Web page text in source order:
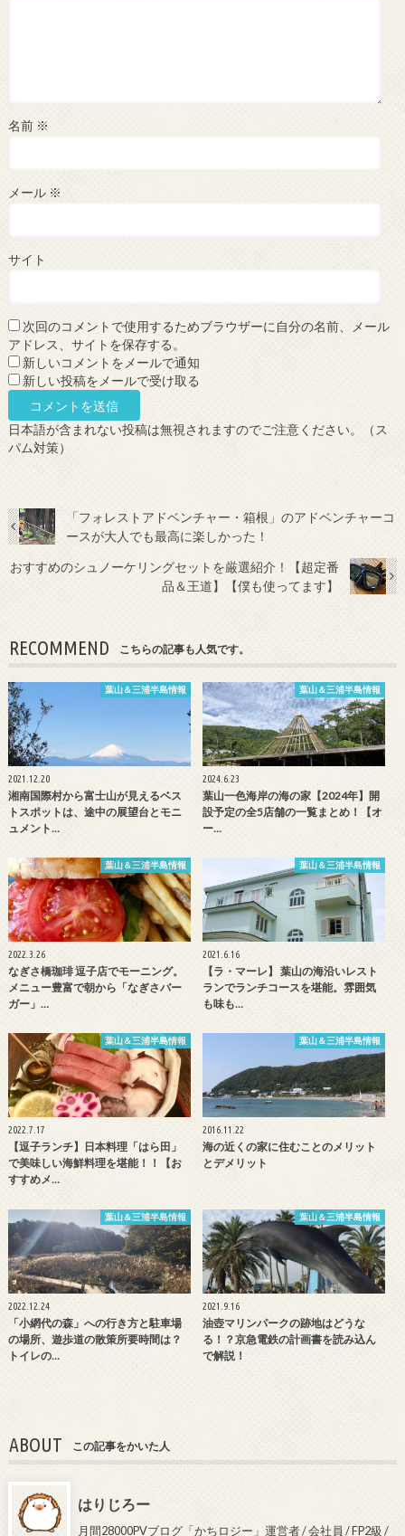
名前 ※
メール ※
サイト
次回のコメントで使用するためブラウザーに自分の名前、メール
アドレス、サイトを保存する。
新しいコメントをメールで通知
新しい投稿をメールで受け取る
日本語が含まれない投稿は無視されますのでご注意ください。（ス
パム対策）
「フォレストアドベンチャー・箱根」のアドベンチャーコ
ースが大人でも最高に楽しかった！
おすすめのシュノーケリングセットを厳選紹介！【超定番
品＆王道】【僕も使ってます】
RECOMMEND こちらの記事も人気です。
葉山＆三浦半島情報
2021.12.20
湘南国際村から富士山が見えるベス
トスポットは、途中の展望台とモニ
ュメント…
葉山＆三浦半島情報
2024.6.23
葉山一色海岸の海の家【2024年】開
設予定の全5店舗の一覧まとめ！【オ
ー…
葉山＆三浦半島情報
2022.3.26
なぎさ橋珈琲 逗子店でモーニング。
メニュー豊富で朝から「なぎさバー
ガー」…
葉山＆三浦半島情報
2021.6.16
【ラ・マーレ】 葉山の海沿いレスト
ランでランチコースを堪能。雰囲気
も味も…
葉山＆三浦半島情報
2022.7.17
【逗子ランチ】日本料理「はら田」
で美味しい海鮮料理を堪能！！【お
すすめメ…
葉山＆三浦半島情報
2016.11.22
海の近くの家に住むことのメリット
とデメリット
葉山＆三浦半島情報
2022.12.24
「小網代の森」への行き方と駐車場
の場所、遊歩道の散策所要時間は？
トイレの…
葉山＆三浦半島情報
2021.9.16
油壺マリンパークの跡地はどうな
る！？京急電鉄の計画書を読み込ん
で解説！
ABOUT この記事をかいた人
はりじろー
月間28000PVブログ「かちロジー」運営者 / 会社員 / FP2級 /